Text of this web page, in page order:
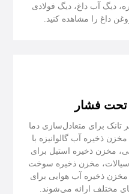
دیگ آب داغ، دیگ فولادی
داغ را مشاهده کنید.
تحت فشار
تانک برای متعادل‌سازی دما
ذخیره آب گالوانیزه با
مخزن ذخیره استیل برای
سیالات، مخزن ذخیره سوخت
ذخیره آب هوایی برای
مختلف ارائه می‌شوند.